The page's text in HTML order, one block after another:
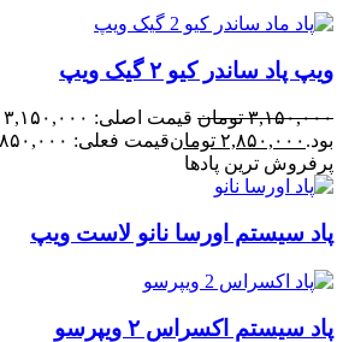
ویپ پاد ساندر کیو ۲ گیک ویپ
۳,۱۵۰,۰۰۰ تومان
بود. ۲,۸۵۰,۰۰۰ تومانقیمت فعلی: ۲,۸۵۰,۰۰۰ تومان.
پرفروش ترین پادها
پاد سیستم اورسا نانو لاست ویپ
پاد سیستم اکسراس ۲ ویپرسو